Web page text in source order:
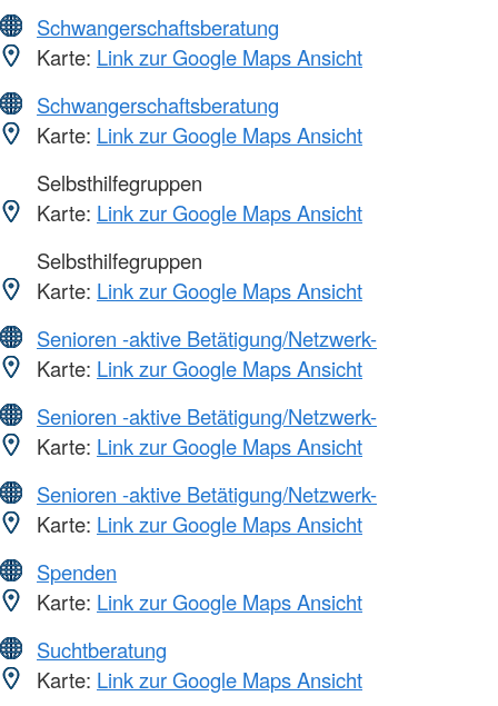
Schwangerschaftsberatung
Karte: Link zur Google Maps Ansicht
Schwangerschaftsberatung
Karte: Link zur Google Maps Ansicht
Selbsthilfegruppen
Karte: Link zur Google Maps Ansicht
Selbsthilfegruppen
Karte: Link zur Google Maps Ansicht
Senioren -aktive Betätigung/Netzwerk-
Karte: Link zur Google Maps Ansicht
Senioren -aktive Betätigung/Netzwerk-
Karte: Link zur Google Maps Ansicht
Senioren -aktive Betätigung/Netzwerk-
Karte: Link zur Google Maps Ansicht
Spenden
Karte: Link zur Google Maps Ansicht
Suchtberatung
Karte: Link zur Google Maps Ansicht